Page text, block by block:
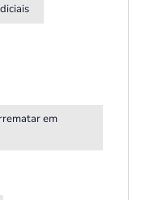
em